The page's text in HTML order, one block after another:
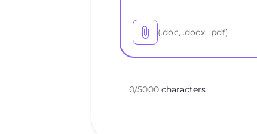
(.doc, .docx, .pdf)
0/5000 characters